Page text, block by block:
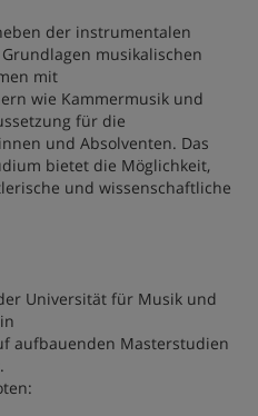
der instrumentalen
musikalischen
mit
wie Kammermusik und
für die
und Absolventen. Das
bietet die Möglichkeit,
und wissenschaftliche
Universität für Musik und
aufbauenden Masterstudien